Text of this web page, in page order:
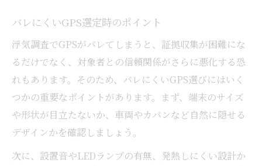
バレにくいGPS選定時のポイント
浮気調査でGPSがバレてしまうと、証拠収集が困難にな
るだけでなく、対象者との信頼関係がさらに悪化する恐
れもあります。そのため、バレにくいGPS選びにはいく
つかの重要なポイントがあります。まず、端末のサイズ
や形状が目立たないか、車両やカバンなど自然に隠せる
デザインかを確認しましょう。
次に、設置音やLEDランプの有無、発熱しにくい設計か